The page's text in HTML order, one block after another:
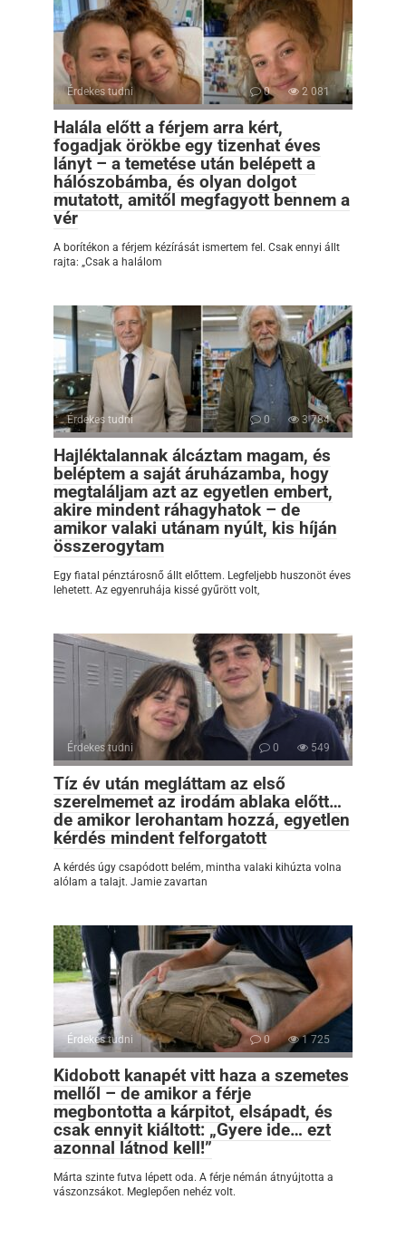
Érdekes tudni 0 2 081
Halála előtt a férjem arra kért,
fogadjak örökbe egy tizenhat éves
lányt – a temetése után belépett a
hálószobámba, és olyan dolgot
mutatott, amitől megfagyott bennem a
vér
A borítékon a férjem kézírását ismertem fel. Csak ennyi állt
rajta: „Csak a halálom
Érdekes tudni 0 3 784
Hajléktalannak álcáztam magam, és
beléptem a saját áruházamba, hogy
megtaláljam azt az egyetlen embert,
akire mindent ráhagyhatok – de
amikor valaki utánam nyúlt, kis híján
összerogytam
Egy fiatal pénztárosnő állt előttem. Legfeljebb huszonöt éves
lehetett. Az egyenruhája kissé gyűrött volt,
Érdekes tudni 0 549
Tíz év után megláttam az első
szerelmemet az irodám ablaka előtt…
de amikor lerohantam hozzá, egyetlen
kérdés mindent felforgatott
A kérdés úgy csapódott belém, mintha valaki kihúzta volna
alólam a talajt. Jamie zavartan
Érdekes tudni 0 1 725
Kidobott kanapét vitt haza a szemetes
mellől – de amikor a férje
megbontotta a kárpitot, elsápadt, és
csak ennyit kiáltott: „Gyere ide… ezt
azonnal látnod kell!”
Márta szinte futva lépett oda. A férje némán átnyújtotta a
vászonzsákot. Meglepően nehéz volt.